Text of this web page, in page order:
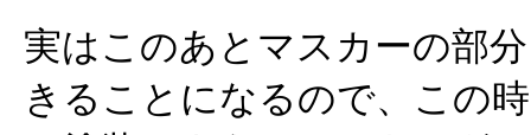
実はこのあとマスカーの部
きることになるので、この